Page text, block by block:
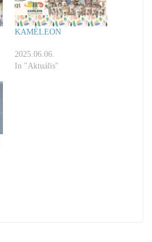
KAMÉLEON
2025.06.06.
In "Aktuális"